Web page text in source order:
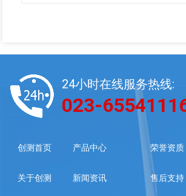
24小时在线服务热线:
023-
创测首页 产品中心
关于创测 新闻资讯
荣誉资质
售后支持